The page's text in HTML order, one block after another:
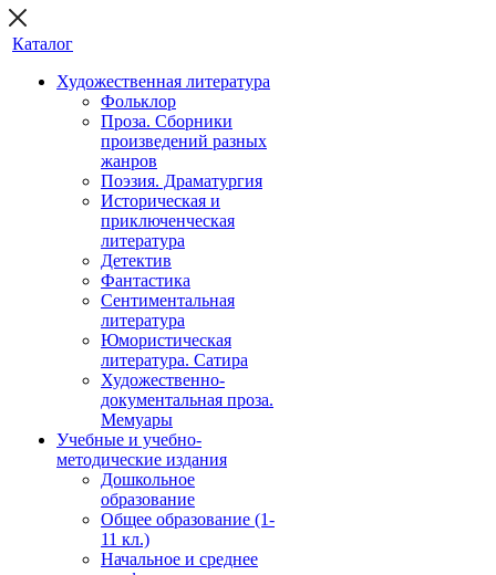
Каталог
Художественная литература
Фольклор
Проза. Сборники
произведений разных
жанров
Поэзия. Драматургия
Историческая и
приключенческая
литература
Детектив
Фантастика
Сентиментальная
литература
Юмористическая
литература. Сатира
Художественно-
документальная проза.
Мемуары
Учебные и учебно-
методические издания
Дошкольное
образование
Общее образование (1-
11 кл.)
Начальное и среднее